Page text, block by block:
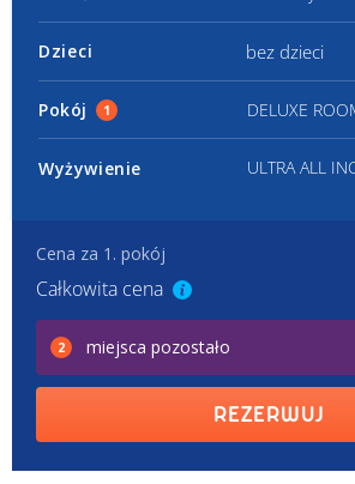
Dzieci bez dzieci
Pokój 1
Wyżywienie ULTRA ALL
Cena za 1. pokój
Całkowita cena
2 miejsca pozostało
REZERWUJ